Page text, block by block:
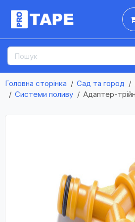
Головна сторінка Сад та город
Системи поливу
Адаптер-